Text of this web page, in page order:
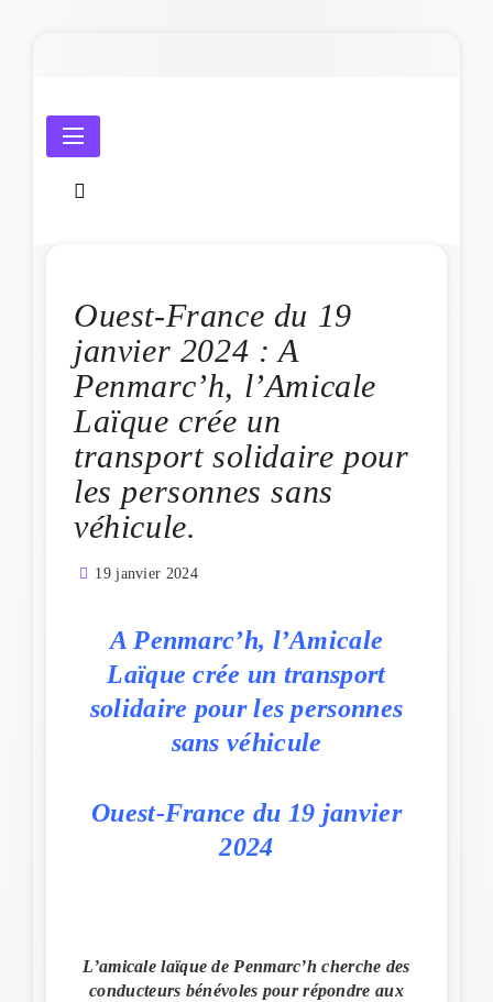
Amicale Laïque de Penmarc'h
Ouest-France du 19
janvier 2024 : A
Penmarc’h, l’Amicale
Laïque crée un
transport solidaire pour
les personnes sans
véhicule.
19 janvier 2024
A Penmarc’h, l’Amicale
Laïque crée un transport
solidaire pour les personnes
sans véhicule
Ouest-France du 19 janvier
2024
L’amicale laïque de Penmarc’h cherche des
conducteurs bénévoles pour répondre aux